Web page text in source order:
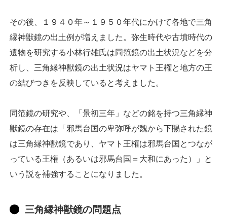
その後、１９４０年～１９５０年代にかけて各地で三角
縁神獣鏡の出土例が増えました。弥生時代や古墳時代の
遺物を研究する小林行雄氏は同笵鏡の出土状況などを分
析し、三角縁神獣鏡の出土状況はヤマト王権と地方の王
の結びつきを反映していると考えました。
同笵鏡の研究や、「景初三年」などの銘を持つ三角縁神
獣鏡の存在は「邪馬台国の卑弥呼が魏から下賜された鏡
は三角縁神獣鏡であり、ヤマト王権は邪馬台国とつなが
っている王権（あるいは邪馬台国＝大和にあった）」と
いう説を補強することになりました。
三角縁神獣鏡の問題点